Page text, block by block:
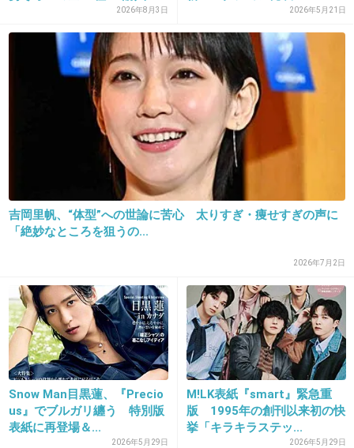
+3
2018/11/30(金) 18:38:39
吉本ゴリ押しやめろ
大体の見た目の嫌いな芸人も見慣れてくるもん
だけどこいつだけは無理
+11 -0
山田花子はガチでバカのブスだが愛嬌があるし、吉本しか
なかった。
ゆりやんは頭がいいブス。お金はうまく稼ぐだろう。
+1 -1
31. 匿名2018/11/30(金) 18:54:36
2026年8月3日 2026年5月21日
吉岡里帆、“体型”への世論に苦心 太りすぎ・痩せすぎの声に
「絶妙なところを狙うの...
2026年7月2日
Snow Man目黒蓮、『Precio
us』でブルガリ纏う 特別版
表紙に再登場＆...
2026年5月29日
M!LK表紙『smart』緊急重
版 1995年の創刊以来初の快
挙「キラキラステッ...
2026年5月29日